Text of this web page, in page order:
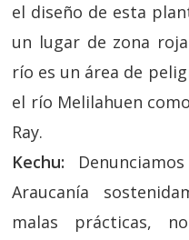
el diseño de esta
un lugar de zona
río es un área de
el río Melilahuen
Ray.
Kechu:
Araucanía
malas prácticas,